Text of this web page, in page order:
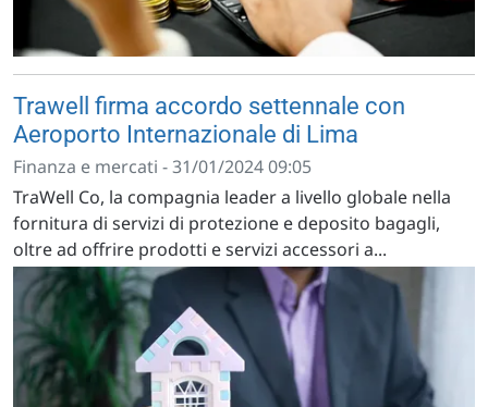
Trawell firma accordo settennale con
Aeroporto Internazionale di Lima
Finanza e mercati - 31/01/2024 09:05
TraWell Co, la compagnia leader a livello globale nella
fornitura di servizi di protezione e deposito bagagli,
oltre ad offrire prodotti e servizi accessori a...